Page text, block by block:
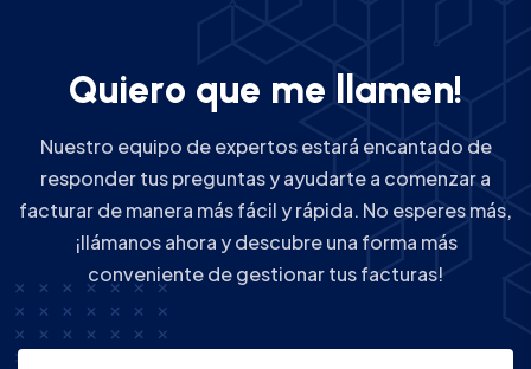
Quiero que me amen!
Nuestro equipo de expertos estará encantado de
responder tus preguntas y ayudarte a comenzar a
facturar de manera más fácil y rápida. No esperes más,
¡llámanos ahora y descubre una forma más
conveniente de gestionar tus facturas!